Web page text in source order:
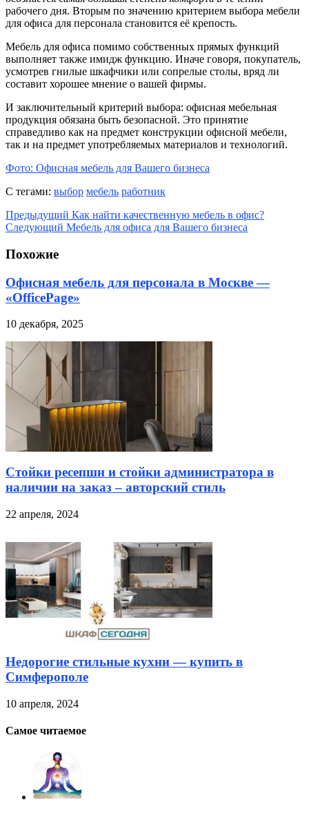
рабочего дня. Вторым по значению критерием выбора мебели
для офиса для персонала становится её крепость.
Мебель для офиса помимо собственных прямых функций
выполняет также имидж функцию. Иначе говоря, покупатель,
усмотрев гнилые шкафчики или сопрелые столы, вряд ли
составит хорошее мнение о вашей фирмы.
И заключительный критерий выбора: офисная мебельная
продукция обязана быть безопасной. Это принятие
справедливо как на предмет конструкции офисной мебели,
так и на предмет употребляемых материалов и технологий.
Фото: Офисная мебель для Вашего бизнеса
С тегами: выбор мебель работник
Предыдущий Как найти качественную мебель в офис?
Следующий Мебель для офиса для Вашего бизнеса
Похожие
Офисная мебель для персонала в Москве —
«OfficePage»
10 декабря, 2025
Стойки ресепшн и стойки администратора в
наличии на заказ – авторский стиль
22 апреля, 2024
Недорогие стильные кухни — купить в
Симферополе
10 апреля, 2024
Самое читаемое